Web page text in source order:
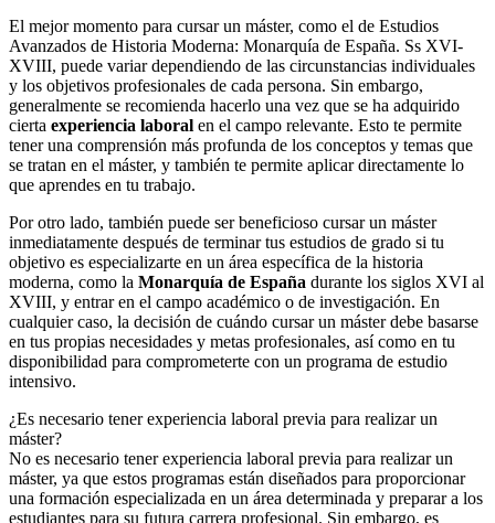
El mejor momento para cursar un máster, como el de Estudios
Avanzados de Historia Moderna: Monarquía de España. Ss XVI-
XVIII, puede variar dependiendo de las circunstancias individuales
y los objetivos profesionales de cada persona. Sin embargo,
generalmente se recomienda hacerlo una vez que se ha adquirido
cierta experiencia laboral en el campo relevante. Esto te permite
tener una comprensión más profunda de los conceptos y temas que
se tratan en el máster, y también te permite aplicar directamente lo
que aprendes en tu trabajo.
Por otro lado, también puede ser beneficioso cursar un máster
inmediatamente después de terminar tus estudios de grado si tu
objetivo es especializarte en un área específica de la historia
moderna, como la Monarquía de España durante los siglos XVI al
XVIII, y entrar en el campo académico o de investigación. En
cualquier caso, la decisión de cuándo cursar un máster debe basarse
en tus propias necesidades y metas profesionales, así como en tu
disponibilidad para comprometerte con un programa de estudio
intensivo.
¿Es necesario tener experiencia laboral previa para realizar un
máster?
No es necesario tener experiencia laboral previa para realizar un
máster, ya que estos programas están diseñados para proporcionar
una formación especializada en un área determinada y preparar a los
estudiantes para su futura carrera profesional. Sin embargo, es